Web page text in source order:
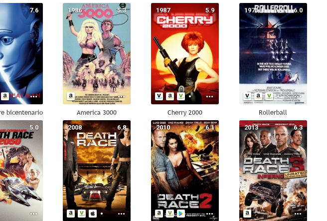
7.6
bicentenario
5.3
1986
America 3000
5.9
1987
Cherry 2000
6.0
1975
Rollerball
5.0 6.8
2008 6.1
2010 6.3
2013